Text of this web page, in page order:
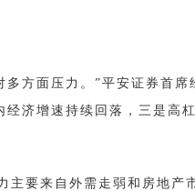
多方面压力。”平安证券首
经济增速持续回落，三是高
主要来自外需走弱和房地产